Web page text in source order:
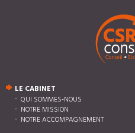
LE CABINET
QUI SOMMES-NOUS
NOTRE MISSION
NOTRE ACCOMPAGNEMENT